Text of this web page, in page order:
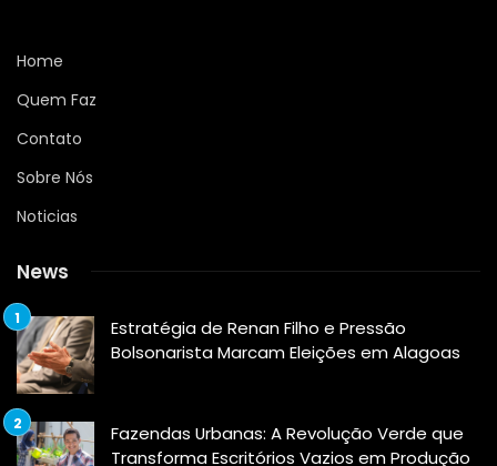
Home
Quem Faz
Contato
Sobre Nós
Noticias
News
Estratégia de Renan Filho e Pressão
Bolsonarista Marcam Eleições em Alagoas
Fazendas Urbanas: A Revolução Verde que
Transforma Escritórios Vazios em Produção